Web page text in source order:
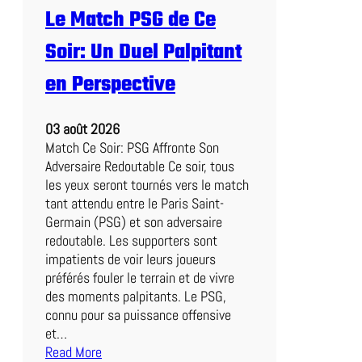
c
h
d
e
l
A
S
R
o
m
a
:
U
n
e
E
p
Le Match PSG de Ce
Soir: Un Duel Palpitant
en Perspective
03 août 2026
Match Ce Soir: PSG Affronte Son
Adversaire Redoutable Ce soir, tous
les yeux seront tournés vers le match
tant attendu entre le Paris Saint-
Germain (PSG) et son adversaire
redoutable. Les supporters sont
impatients de voir leurs joueurs
préférés fouler le terrain et de vivre
des moments palpitants. Le PSG,
connu pour sa puissance offensive
et…
Read More